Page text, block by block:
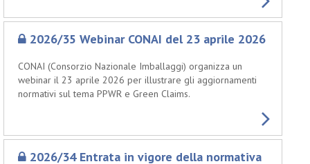
2026/35 Webinar CONAI del 23 aprile 2026
CONAI (Consorzio Nazionale Imballaggi) organizza un
webinar il 23 aprile 2026 per illustrare gli aggiornamenti
normativi sul tema PPWR e Green Claims.
2026/34 Entrata in vigore della normativa